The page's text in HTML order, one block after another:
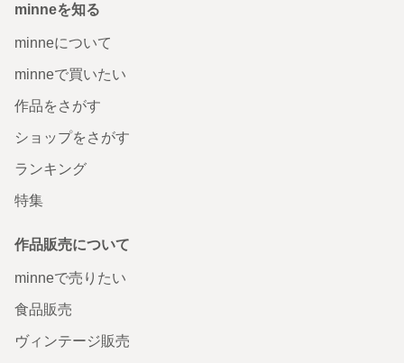
minneを知る
minneについて
minneで買いたい
作品をさがす
ショップをさがす
ランキング
特集
作品販売について
minneで売りたい
食品販売
ヴィンテージ販売